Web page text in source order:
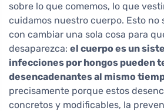
sobre lo que comemos, lo que
cuidamos nuestro cuerpo. Esto no
con cambiar una sola cosa para
desaparezca: el cuerpo es un
infecciones por hongos pueden
desencadenantes al mismo
precisamente porque estos
concretos y modificables, la